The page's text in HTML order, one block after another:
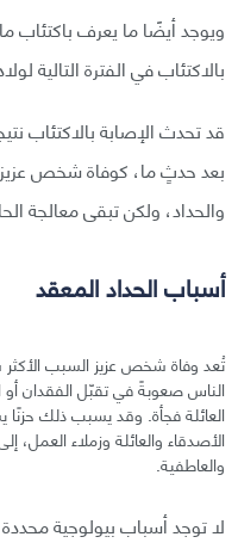
ويوجد أيضًا ما يعرف باكتئاب
بالاكتئاب في الفترة التالية
قد تحدث الإصابة بالاكتئاب
بعد حدثٍ ما، كوفاة شخص
والحداد، ولكن تبقى معالجة
أسباب الحداد المعقد
تُعد وفاة شخص عزيز السبب
الناس صعوبةً في تقبّل الفقدان أو
العائلة فجأة. وقد يسبب ذلك
الأصدقاء والعائلة وزملاء
والعاطفية.
لا توجد أسباب بيولوجية